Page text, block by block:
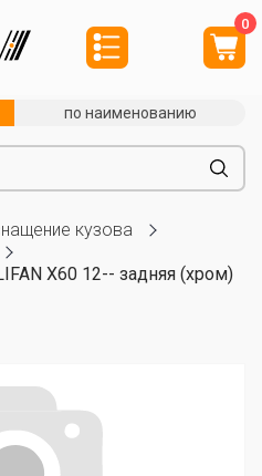
0
по наименованию
кузова
X60 12-- задняя (хром)